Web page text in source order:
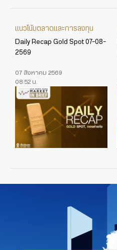
แนวโน้มตลาดและการลงทุน
Daily Recap Gold Spot 07-08-
2569
07 สิงหาคม 2569
08:52 น.